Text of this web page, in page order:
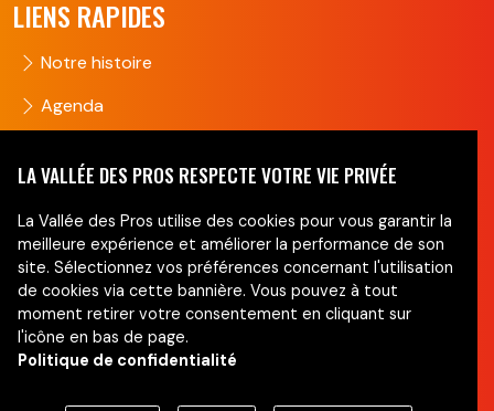
LIENS RAPIDES
Notre histoire
Agenda
NEWSLETTER
Ne manquez pas nos actus !
LA VALLÉE DES PROS RESPECTE VOTRE VIE PRIVÉE
La Vallée des Pros utilise des cookies pour vous garantir la
meilleure expérience et améliorer la performance de son
site. Sélectionnez vos préférences concernant l'utilisation
de cookies via cette bannière. Vous pouvez à tout
moment retirer votre consentement en cliquant sur
l'icône en bas de page.
Politique de confidentialité